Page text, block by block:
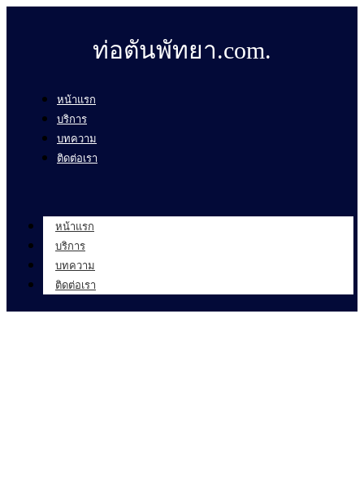
ท่อตันพัทยา.com.
หน้าแรก
บริการ
บทความ
ติดต่อเรา
หน้าแรก
บริการ
บทความ
ติดต่อเรา